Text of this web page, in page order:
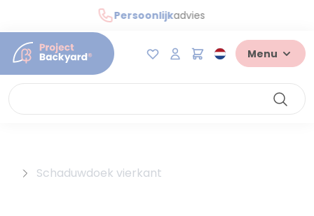
Maatwerkmogelijk
Menu
VerlanglijstWinkelmandje
Schaduwdoek vierkant